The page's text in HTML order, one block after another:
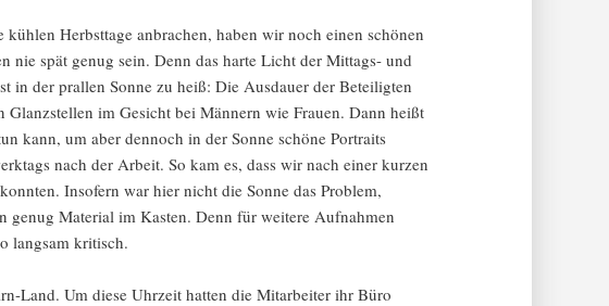
Herbsttage anbrachen, haben wir noch einen schönen
nie spät genug sein. Denn das harte Licht der Mittags- und
in der prallen Sonne zu heiß: Die Ausdauer der Beteiligten
im Gesicht bei Männern wie Frauen. Dann heißt
kann, um aber dennoch in der Sonne schöne Portraits
nach der Arbeit. So kam es, dass wir nach einer kurzen
Insofern war hier nicht die Sonne das Problem,
genug Material im Kasten. Denn für weitere Aufnahmen
langsam kritisch.
Land. Um diese Uhrzeit hatten die Mitarbeiter ihr Büro